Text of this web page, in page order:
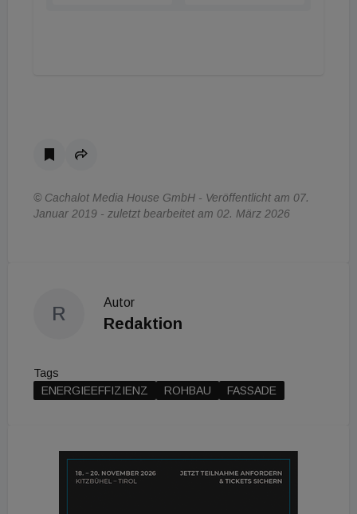
© Cachalot Media House GmbH - Veröffentlicht am 07.
Januar 2019 - zuletzt bearbeitet am 02. März 2026
R
Autor
Redaktion
Tags
ENERGIEEFFIZIENZ
ROHBAU FASSADE